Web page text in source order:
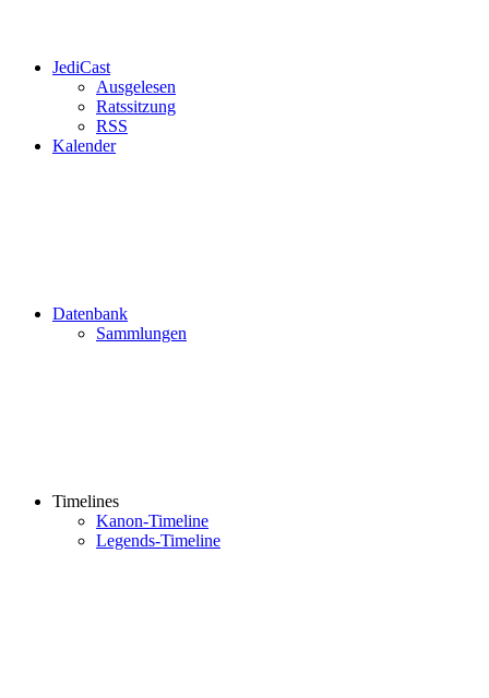
JediCast
Ausgelesen
Ratssitzung
RSS
Kalender
Datenbank
Sammlungen
Timelines
Kanon-Timeline
Legends-Timeline